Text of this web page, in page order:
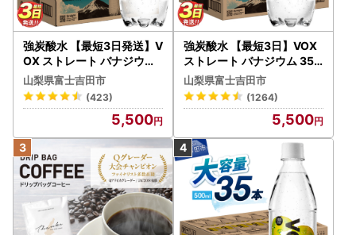
強炭酸水 【最短3日発送】V
OX ストレート バナジウム
強炭酸水 35本 500ml ラベ
ルレス【富士吉田市限定カ
ートン】 炭酸
山梨県富士吉田市
(423)
5,500
強炭酸水 【最短3日】VOX
ストレート バナジウム 35
本 500ml 【富士吉田市限
定カートン】炭酸
山梨県富士吉田市
(1264)
5,500